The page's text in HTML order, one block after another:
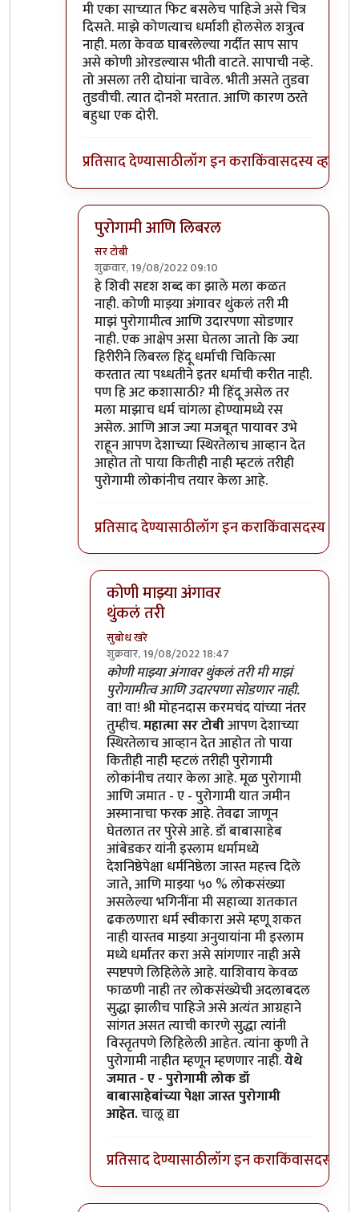
मी एका साच्यात फिट बसलेच पाहिजे असे चित्र
दिसते. माझे कोणत्याच धर्माशी होलसेल शत्रुत्व
नाही. मला केवळ घाबरलेल्या गर्दीत साप साप
असे कोणी ओरडल्यास भीती वाटते. सापाची नव्हे.
तो असला तरी दोघांना चावेल. भीती असते तुडवा
तुडवीची. त्यात दोनशे मरतात. आणि कारण ठरते
बहुधा एक दोरी.
प्रतिसाद देण्यासाठीलॉग इन कराकिंवासदस्य व्हा
पुरोगामी आणि लिबरल
सर टोबी
शुक्रवार, 19/08/2022 09:10
In reply toविरोधात वैयक्तिक पण नाही
हे शिवी सदृश शब्द का झाले मला कळत
नाही. कोणी माझ्या अंगावर थुंकलं तरी मी
माझं पुरोगामीत्व आणि उदारपणा सोडणार
नाही. एक आक्षेप असा घेतला जातो कि ज्या
हिरीरीने लिबरल हिंदू धर्माची चिकित्सा
करतात त्या पध्धतीने इतर धर्माची करीत नाही.
पण हि अट कशासाठी? मी हिंदू असेल तर
मला माझाच धर्म चांगला होण्यामध्ये रस
असेल. आणि आज ज्या मजबूत पायावर उभे
राहून आपण देशाच्या स्थिरतेलाच आव्हान देत
आहोत तो पाया कितीही नाही म्हटलं तरीही
पुरोगामी लोकांनीच तयार केला आहे.
प्रतिसाद देण्यासाठीलॉग इन कराकिंवासदस्य व्हा
कोणी माझ्या अंगावर
थुंकलं तरी
सुबोध खरे
शुक्रवार, 19/08/2022 18:47
In reply toपुरोगामी आणि लिबरलby
कोणी माझ्या अंगावर थुंकलं तरी मी माझं
पुरोगामीत्व आणि उदारपणा सोडणार नाही.
वा! वा! श्री मोहनदास करमचंद यांच्या नंतर
तुम्हीच.महात्मा सर टोबीआपण देशाच्या
स्थिरतेलाच आव्हान देत आहोत तो पाया
कितीही नाही म्हटलं तरीही पुरोगामी
लोकांनीच तयार केला आहे. मूळ पुरोगामी
आणि जमात - ए - पुरोगामी यात जमीन
अस्मानाचा फरक आहे. तेवढा जाणून
घेतलात तर पुरेसे आहे. डॉ बाबासाहेब
आंबेडकर यांनी इस्लाम धर्मामध्ये
देशनिष्ठेपेक्षा धर्मनिष्ठेला जास्त महत्त्व दिले
जाते, आणि माझ्या ५० % लोकसंख्या
असलेल्या भगिनींना मी सहाव्या शतकात
ढकलणारा धर्म स्वीकारा असे म्हणू शकत
नाही यास्तव माझ्या अनुयायांना मी इस्लाम
मध्ये धर्मांतर करा असे सांगणार नाही असे
स्पष्टपणे लिहिलेले आहे. याशिवाय केवळ
फाळणी नाही तर लोकसंख्येची अदलाबदल
सुद्धा झालीच पाहिजे असे अत्यंत आग्रहाने
सांगत असत त्याची कारणे सुद्धा त्यांनी
विस्तृतपणे लिहिलेली आहेत. त्यांना कुणी ते
पुरोगामी नाहीत म्हणून म्हणणार नाही.येथे
जमात - ए - पुरोगामी लोक डॉ
बाबासाहेबांच्या पेक्षा जास्त पुरोगामी
आहेत.चालू द्या
प्रतिसाद देण्यासाठीलॉग इन कराकिंवासदस्य व्हा